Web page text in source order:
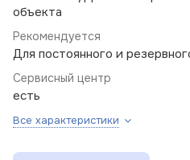
объекта
Рекомендуется
Для постоянного и
Сервисный центр
есть
Все характеристики